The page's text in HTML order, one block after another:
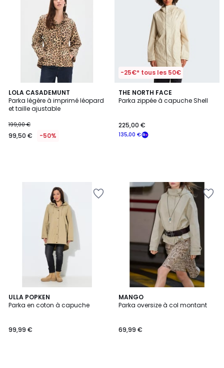
LOLA CASADEMUNT
Parka légère à imprimé léopard
et taille ajustable
199,00 €
99,50 € -50%
-25€* tous les 50€
THE NORTH FACE
Parka zippée à capuche Shell
135,00 €
225,00 €
ULLA POPKEN
Parka en coton à capuche
99,99 €
MANGO
Parka oversize à col montant
69,99 €